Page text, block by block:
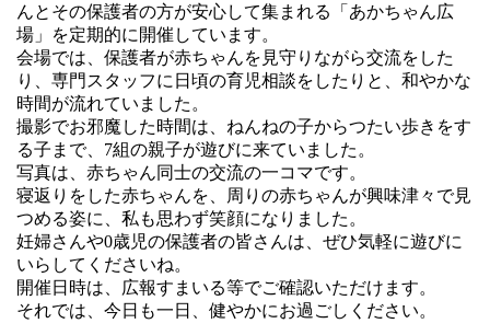
んとその保護者の方が安心して集まれる「あかちゃん広
場」を定期的に開催しています。
会場では、保護者が赤ちゃんを見守りながら交流をした
り、専門スタッフに日頃の育児相談をしたりと、和やかな
時間が流れていました。
撮影でお邪魔した時間は、ねんねの子からつたい歩きをす
る子まで、7組の親子が遊びに来ていました。
写真は、赤ちゃん同士の交流の一コマです。
寝返りをした赤ちゃんを、周りの赤ちゃんが興味津々で見
つめる姿に、私も思わず笑顔になりました。
妊婦さんや0歳児の保護者の皆さんは、ぜひ気軽に遊びに
いらしてくださいね。
開催日時は、広報すまいる等でご確認いただけます。
それでは、今日も一日、健やかにお過ごしください。